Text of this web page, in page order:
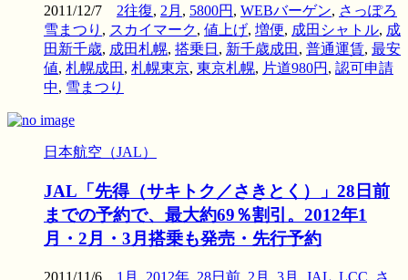
2011/12/7 2往復, 2月 , 5800円 , WEBバーゲン, さっぽろ
雪まつり , スカイマーク, 値上げ, 増便, 成田シャトル, 成
田新千歳, 成田札幌, 搭乗日 , 新千歳成田 , 普通運賃, 最安
値, 札幌成田 , 札幌東京, 東京札幌, 片道980円 , 認可申請
中, 雪まつり
日本航空（JAL）
JAL「先得（サキトク／さきとく）」28日前
までの予約で、最大約69％割引。2012年1
月・2月・3月搭乗も発売・先行予約
2011/11/6 1月 2012年 28日前 2月 3月 JAL LCC さ